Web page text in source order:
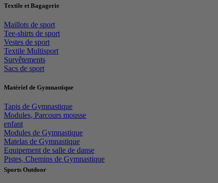
Textile et Bagagerie
Maillots de sport
Tee-shirts de sport
Vestes de sport
Textile Multisport
Survêtements
Sacs de sport
Matériel de Gymnastique
Tapis de Gymnastique
Modules, Parcours mousse
enfant
Modules de Gymnastique
Matelas de Gymnastique
Equipement de salle de danse
Pistes, Chemins de Gymnastique
Sports Outdoor